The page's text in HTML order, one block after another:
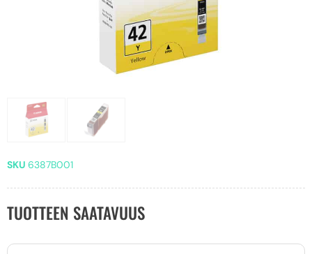
SKU 6387B001
TUOTTEEN SAATAVUUS